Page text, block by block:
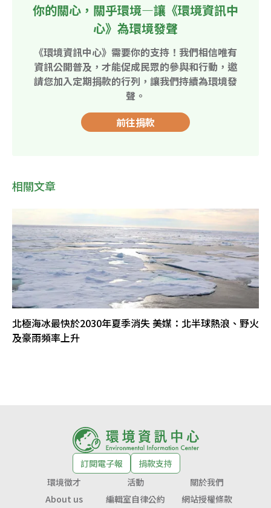
你的關心，關乎環境—讓《環境資訊中
心》為環境發聲
《環境資訊中心》需要你的支持！我們相信唯有
資訊公開普及，才能促成民眾的參與和行動，邀
請您加入定期捐款的行列，讓我們持續為環境發
聲。
前往捐款
相關文章
北極海冰最快於2030年夏季消失 美媒：北半球熱浪、野火
及豪雨頻率上升
訂閱電子報
捐款支持
環境徵才
活動
關於我們
About us
編輯室自律公約 網站授權條款